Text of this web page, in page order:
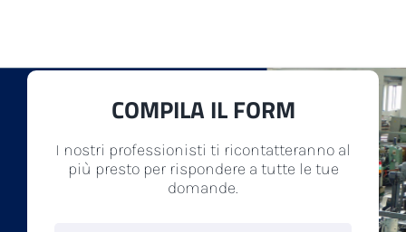
COMPILA IL FORM
I nostri professionisti ti ricontatteranno al
più presto per rispondere a tutte le tue
domande.